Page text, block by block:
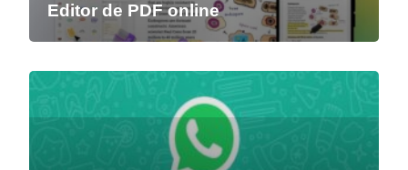
Editor de PDF online